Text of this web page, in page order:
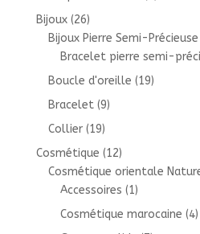
Bijoux (26)
Bijoux Pierre Semi-Précieuse
Bracelet pierre semi-
Boucle d'oreille (19)
Bracelet (9)
Collier (19)
Cosmétique (12)
Cosmétique orientale
Accessoires (1)
Cosmétique marocaine (4)